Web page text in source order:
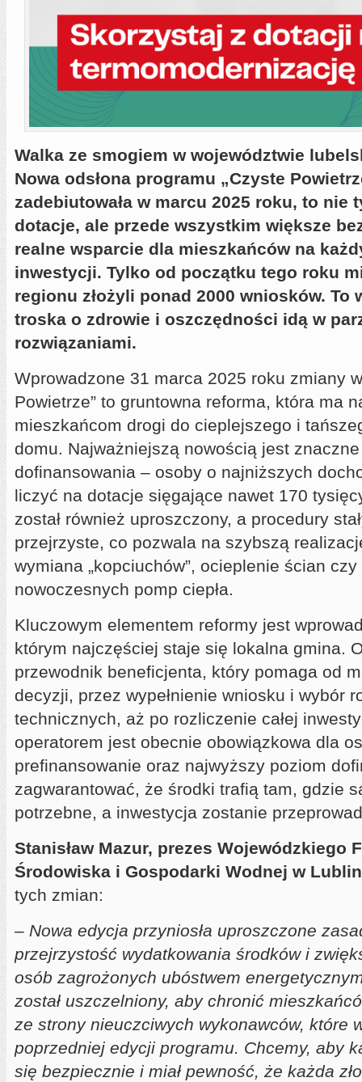
Walka ze smogiem w województwie
Nowa odsłona programu „Czyste
zadebiutowała w marcu 2025 roku, to nie
dotacje, ale przede wszystkim większe
realne wsparcie dla mieszkańców na
inwestycji. Tylko od początku tego roku
regionu złożyli ponad 2000 wniosków. To
troska o zdrowie i oszczędności idą w
rozwiązaniami.
Wprowadzone 31 marca 2025 roku zmiany
Powietrze” to gruntowna reforma, która ma
mieszkańcom drogi do cieplejszego i
domu. Najważniejszą nowością jest
dofinansowania – osoby o najniższych
liczyć na dotacje sięgające nawet 170
został również uproszczony, a procedury
przejrzyste, co pozwala na szybszą
wymiana „kopciuchów”, ocieplenie ścian
nowoczesnych pomp ciepła.
Kluczowym elementem reformy jest
którym najczęściej staje się lokalna gmina.
przewodnik beneficjenta, który pomaga od
decyzji, przez wypełnienie wniosku i wybór
technicznych, aż po rozliczenie całej
operatorem jest obecnie obowiązkowa dla
prefinansowanie oraz najwyższy poziom
zagwarantować, że środki trafią tam, gdzie
potrzebne, a inwestycja zostanie
Stanisław Mazur, prezes Wojewódzkiego
Środowiska i Gospodarki Wodnej w
tych zmian:
– Nowa edycja przyniosła uproszczone
przejrzystość wydatkowania środków i
osób zagrożonych ubóstwem
został uszczelniony, aby chronić
ze strony nieuczciwych wykonawców, które
poprzedniej edycji programu. Chcemy, aby
się bezpiecznie i miał pewność, że każda